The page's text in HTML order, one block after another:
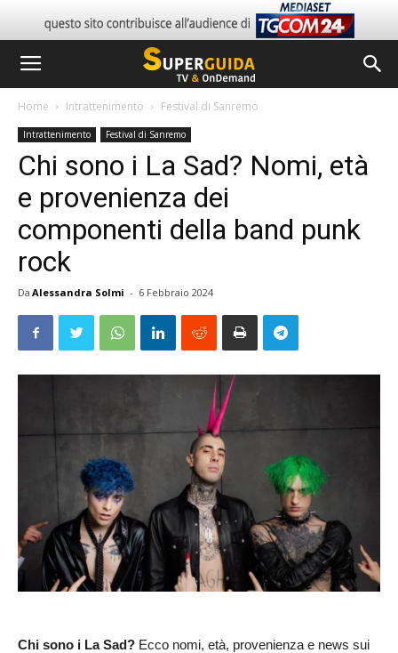
Home Intrattenimento Festival di Sanremo
Intrattenimento Festival di Sanremo
Chi sono i La Sad? Nomi, età
e provenienza dei
componenti della band punk
rock
Da Alessandra Solmi - 6 Febbraio 2024
Chi sono i La Sad? Ecco nomi, età, provenienza e news sui